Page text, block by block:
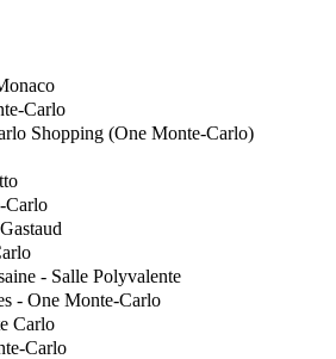
Carlo
Shopping (One Monte-Carlo)
Carlo
- Salle Polyvalente
- One Monte-Carlo
Carlo
Carlo